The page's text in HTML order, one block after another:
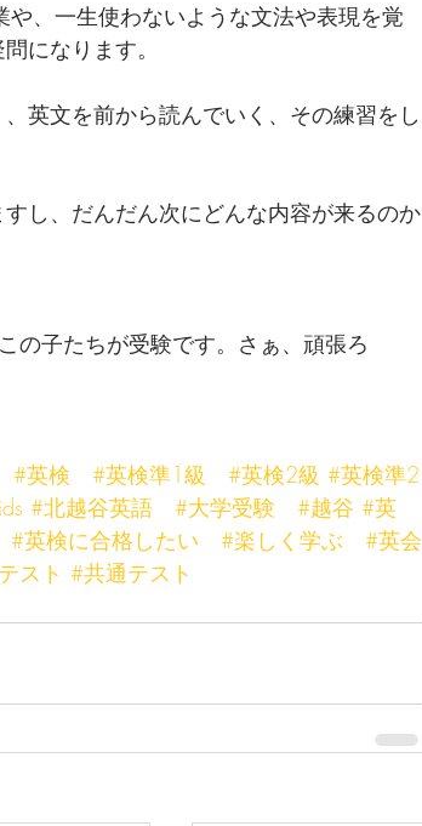
、一生使わないような文法や表現を覚
になります。
英文を前から読んでいく、その練習をし
し、だんだん次にどんな内容が来るのか
の子たちが受験です。さぁ、頑張ろ
#英検 #英検準1級 #英検2級 #英検準2
#北越谷英語 #大学受験 #越谷 #英
#英検に合格したい #楽しく学ぶ
#英会
スト #共通テスト